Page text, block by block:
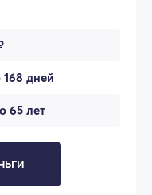
168 дней
65 лет